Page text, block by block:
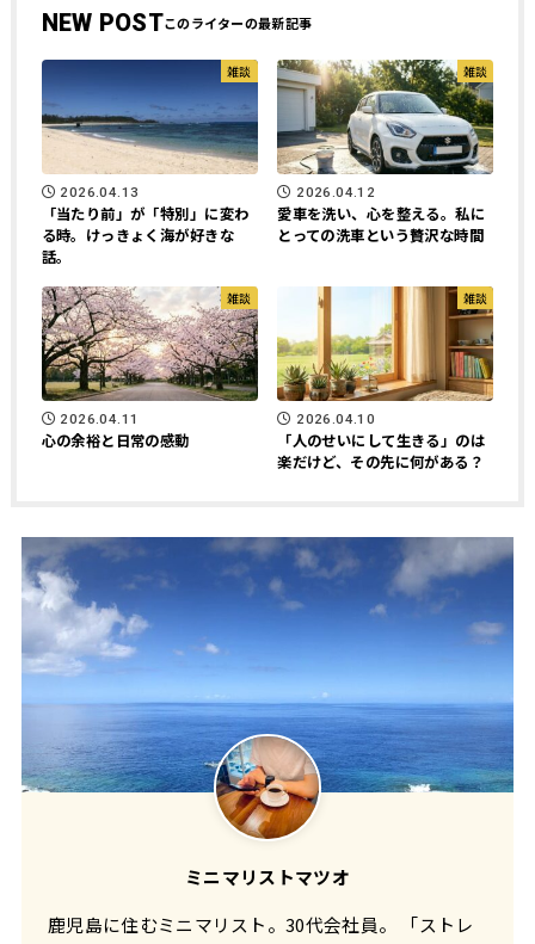
NEW POST
雑談
2026.04.13
「当たり前」が「特別」に変わ
る時。けっきょく海が好きな
話。
雑談
2026.04.12
愛車を洗い、心を整える。私に
とっての洗車という贅沢な時間
雑談
2026.04.11
心の余裕と日常の感動
雑談
2026.04.10
「人のせいにして生きる」のは
楽だけど、その先に何がある？
ミニマリストマツオ
鹿児島に住むミニマリスト。30代会社員。 「ストレ